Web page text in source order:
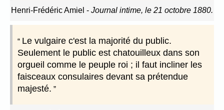
Henri-Frédéric Amiel - Journal intime, le 21 octobre 1880.
Le vulgaire c'est la majorité du public.
Seulement le public est chatouilleux dans son
orgueil comme le peuple roi ; il faut incliner les
faisceaux consulaires devant sa prétendue
majesté.